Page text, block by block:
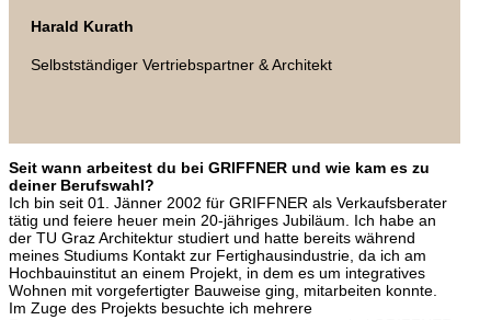
Harald Kurath
Selbstständiger Vertriebspartner & Architekt
Seit wann arbeitest du bei GRIFFNER und wie kam es zu
deiner Berufswahl?
Ich bin seit 01. Jänner 2002 für GRIFFNER als Verkaufsberater
tätig und feiere heuer mein 20-jähriges Jubiläum. Ich habe an
der TU Graz Architektur studiert und hatte bereits während
meines Studiums Kontakt zur Fertighausindustrie, da ich am
Hochbauinstitut an einem Projekt, in dem es um integratives
Wohnen mit vorgefertigter Bauweise ging, mitarbeiten konnte.
Im Zuge des Projekts besuchte ich mehrere